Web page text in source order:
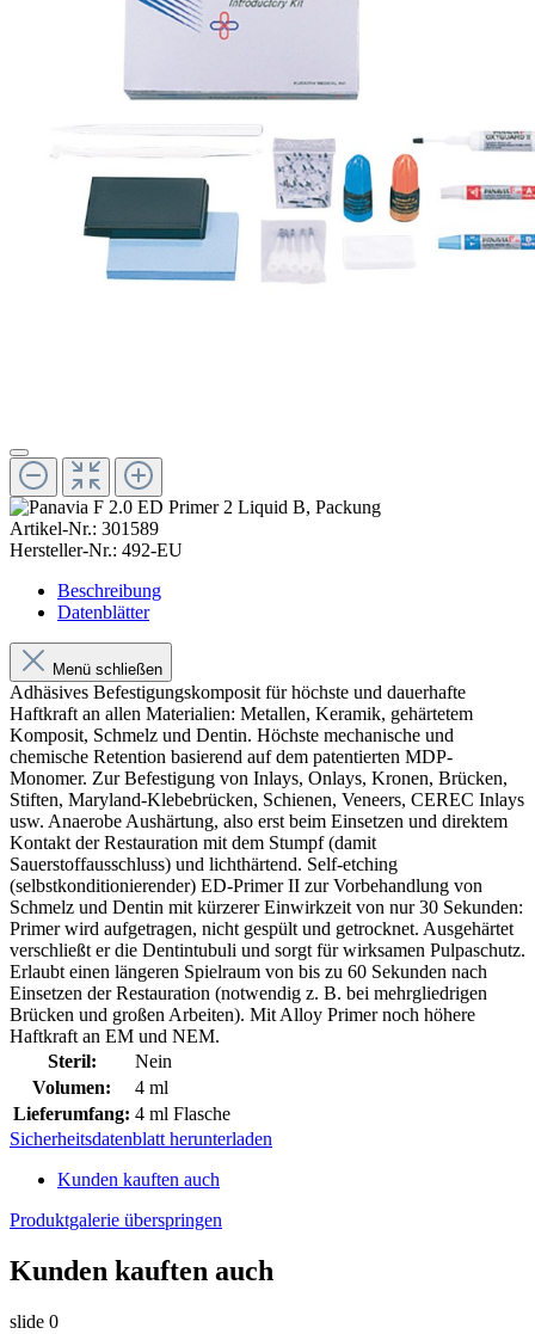
Artikel-Nr.: 301589
Hersteller-Nr.: 492-EU
Beschreibung
Datenblätter
Menü schließen
Adhäsives Befestigungskomposit für höchste und dauerhafte
Haftkraft an allen Materialien: Metallen, Keramik, gehärtetem
Komposit, Schmelz und Dentin. Höchste mechanische und
chemische Retention basierend auf dem patentierten MDP-
Monomer. Zur Befestigung von Inlays, Onlays, Kronen, Brücken,
Stiften, Maryland-Klebebrücken, Schienen, Veneers, CEREC Inlays
usw. Anaerobe Aushärtung, also erst beim Einsetzen und direktem
Kontakt der Restauration mit dem Stumpf (damit
Sauerstoffausschluss) und lichthärtend. Self-etching
(selbstkonditionierender) ED-Primer II zur Vorbehandlung von
Schmelz und Dentin mit kürzerer Einwirkzeit von nur 30 Sekunden:
Primer wird aufgetragen, nicht gespült und getrocknet. Ausgehärtet
verschließt er die Dentintubuli und sorgt für wirksamen Pulpaschutz.
Erlaubt einen längeren Spielraum von bis zu 60 Sekunden nach
Einsetzen der Restauration (notwendig z. B. bei mehrgliedrigen
Brücken und großen Arbeiten). Mit Alloy Primer noch höhere
Haftkraft an EM und NEM.
Steril:
Nein
Volumen:
4 ml
Lieferumfang: 4 ml Flasche
Sicherheitsdatenblatt herunterladen
Kunden kauften auch
Produktgalerie überspringen
Kunden kauften auch
slide 0